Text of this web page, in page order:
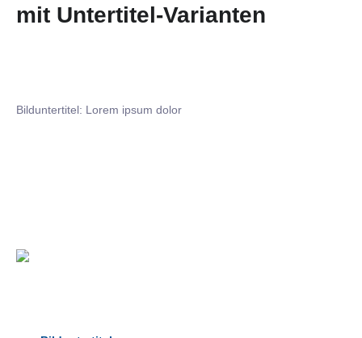
mit Untertitel-Varianten
Bilduntertitel: Lorem ipsum dolor